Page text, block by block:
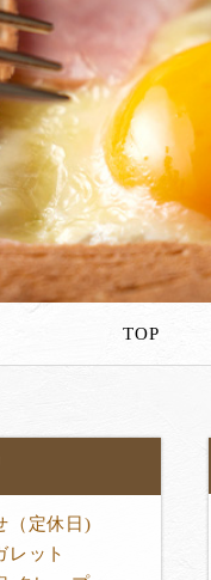
TOP
（定休日)
レット